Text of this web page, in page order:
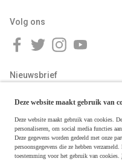
Volg ons
Nieuwsbrief
Deze website maakt gebruik van
Deze website maakt gebruik van cookies.
personaliseren, om social media functies
Deze gegevens worden gedeeld met onze
persoonsgegevens die ze hebben
toestemming voor het gebruik van cookies.